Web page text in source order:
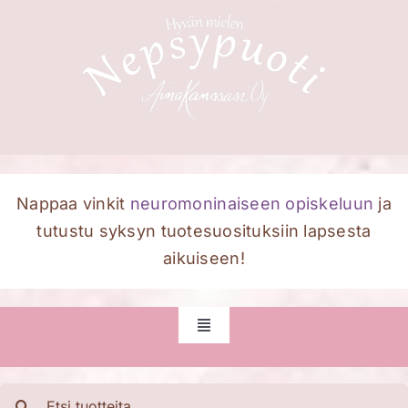
Nappaa vinkit neuromoninaiseen opiskeluun ja
tutustu syksyn tuotesuosituksiin lapsesta
aikuiseen!
Toggle
Etusivu